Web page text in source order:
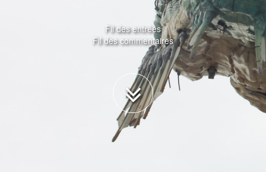
Fil des entrées
Fil des commentaires